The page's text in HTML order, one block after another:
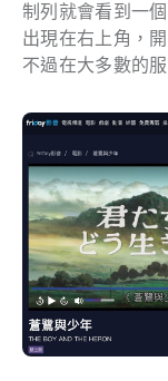
制列就會看到一
出現在右上角，
不過在大多數的